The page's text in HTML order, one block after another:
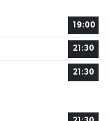
19:00
21:30
21:30